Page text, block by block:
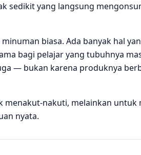
sedikit yang langsung
biasa. Ada banyak hal
bagi pelajar yang tubuhnya
— bukan karena produknya
nakuti, melainkan untuk
nyata.